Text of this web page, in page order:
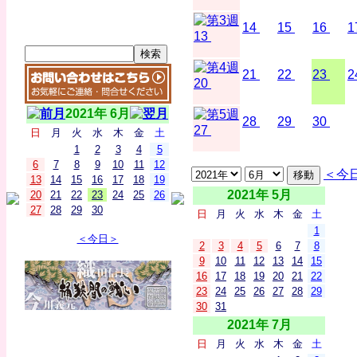
2021年 6月
日 月 火 水 木 金
土
1
2 3 4
5
6
7 8 9 10 11
12
13
14 15 16 17 18
19
20
21 22 23 24 25
26
27
28 29 30
＜今日＞
13
14 15 16
20
21 22 23
27
28 29 30
＜今
2021年 5月
日 月 火 水 木 金
土
1
2
3 4 5 6 7
8
9
10 11 12 13 14
15
16
17 18 19 20 21
22
23
24 25 26 27 28
29
30
31
2021年 7月
日 月 火 水 木 金
土